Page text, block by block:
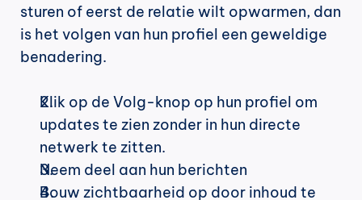
sturen of eerst de relatie wilt opwarmen, dan
is het volgen van hun profiel een geweldige
benadering.
Klik op de Volg-knop op hun profiel om
updates te zien zonder in hun directe
netwerk te zitten.
Neem deel aan hun berichten
Bouw zichtbaarheid op door inhoud te